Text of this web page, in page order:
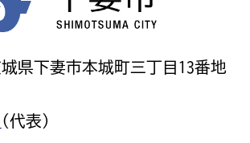
県下妻市本城町三丁目13番地
(代表)